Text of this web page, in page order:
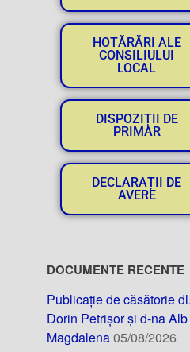
HOTĂRĂRI ALE
CONSILIULUI
LOCAL
DISPOZIȚII DE
PRIMAR
DECLARAȚII DE
AVERE
DOCUMENTE RECENTE
Publicație de căsătorie
Dorin Petrișor și d-na
Magdalena05/08/2026